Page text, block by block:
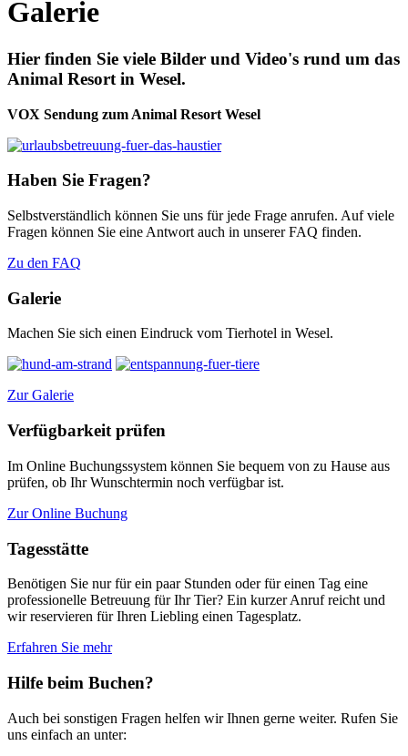
Galerie
Hier finden Sie viele Bilder und Video's rund um das
Animal Resort in Wesel.
VOX Sendung zum Animal Resort Wesel
Haben Sie Fragen?
Selbstverständlich können Sie uns für jede Frage anrufen. Auf viele
Fragen können Sie eine Antwort auch in unserer FAQ finden.
Zu den FAQ
Galerie
Machen Sie sich einen Eindruck vom Tierhotel in Wesel.
Zur Galerie
Verfügbarkeit prüfen
Im Online Buchungssystem können Sie bequem von zu Hause aus
prüfen, ob Ihr Wunschtermin noch verfügbar ist.
Zur Online Buchung
Tagesstätte
Benötigen Sie nur für ein paar Stunden oder für einen Tag eine
professionelle Betreuung für Ihr Tier? Ein kurzer Anruf reicht und
wir reservieren für Ihren Liebling einen Tagesplatz.
Erfahren Sie mehr
Hilfe beim Buchen?
Auch bei sonstigen Fragen helfen wir Ihnen gerne weiter. Rufen Sie
uns einfach an unter: